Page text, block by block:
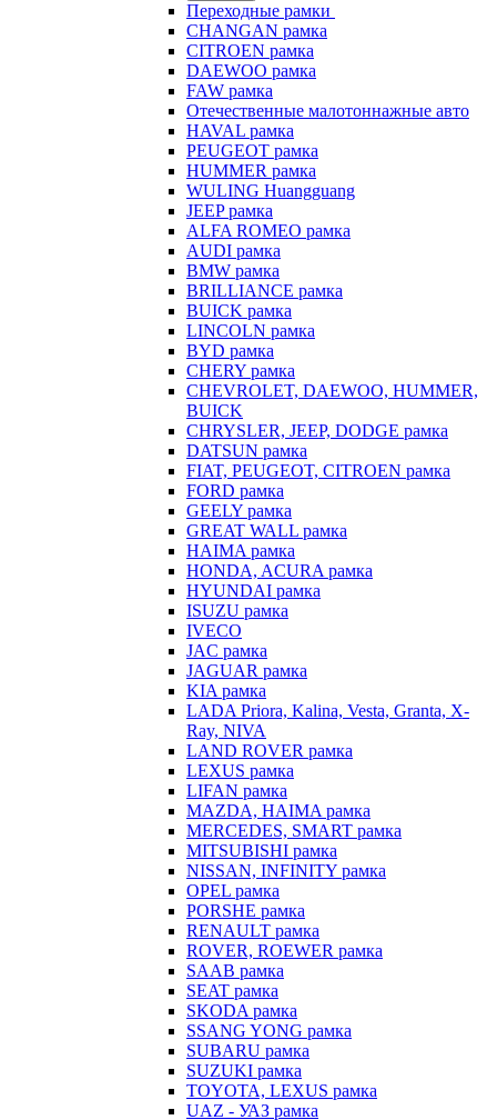
Переходные рамки
CHANGAN рамка
CITROEN рамка
DAEWOO рамка
FAW рамка
Отечественные малотоннажные авто
HAVAL рамка
PEUGEOT рамка
HUMMER рамка
WULING Huangguang
JEEP рамка
ALFA ROMEO рамка
AUDI рамка
BMW рамка
BRILLIANCE рамка
BUICK рамка
LINCOLN рамка
BYD рамка
CHERY рамка
CHEVROLET, DAEWOO, HUMMER,
BUICK
CHRYSLER, JEEP, DODGE рамка
DATSUN рамка
FIAT, PEUGEOT, CITROEN рамка
FORD рамка
GEELY рамка
GREAT WALL рамка
HAIMA рамка
HONDA, ACURA рамка
HYUNDAI рамка
ISUZU рамка
IVECO
JAC рамка
JAGUAR рамка
KIA рамка
LADA Priora, Kalina, Vesta, Granta, X-
Ray, NIVA
LAND ROVER рамка
LEXUS рамка
LIFAN рамка
MAZDA, HAIMA рамка
MERCEDES, SMART рамка
MITSUBISHI рамка
NISSAN, INFINITY рамка
OPEL рамка
PORSHE рамка
RENAULT рамка
ROVER, ROEWER рамка
SAAB рамка
SEAT рамка
SKODA рамка
SSANG YONG рамка
SUBARU рамка
SUZUKI рамка
TOYOTA, LEXUS рамка
UAZ - УАЗ рамка